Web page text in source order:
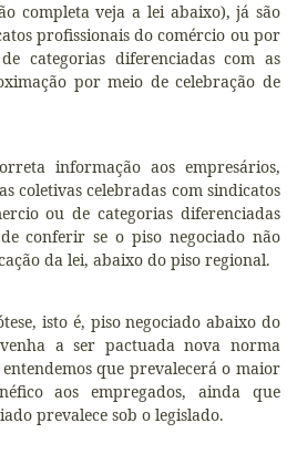
completa veja a lei abaixo), já são
profissionais do comércio ou por
categorias diferenciadas com as
por meio de celebração de
informação aos empresários,
coletivas celebradas com sindicatos
ou de categorias diferenciadas
conferir se o piso negociado não
da lei, abaixo do piso regional.
isto é, piso negociado abaixo do
a ser pactuada nova norma
que prevalecerá o maior
aos empregados, ainda que
prevalece sob o legislado.